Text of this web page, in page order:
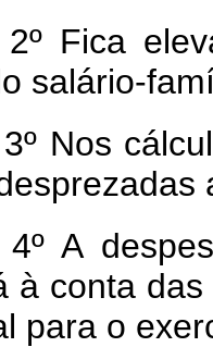
Fica
salário-
Nos
A
à conta
para o